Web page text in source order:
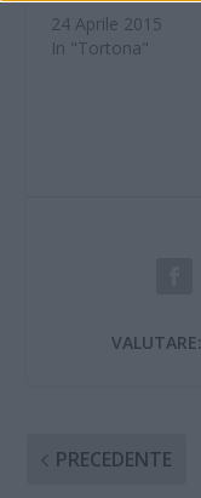
24 Aprile 2015
In "Tortona"
VALUTARE:
PRECEDENTE